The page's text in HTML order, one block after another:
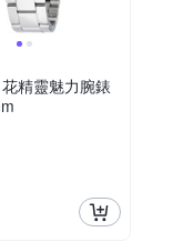
精靈魅力腕錶